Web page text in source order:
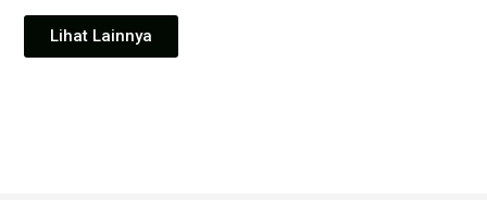
Lihat Lainnya